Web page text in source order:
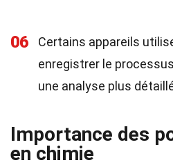
06
Certains appareils
enregistrer le
une analyse plus
Importance des
en chimie